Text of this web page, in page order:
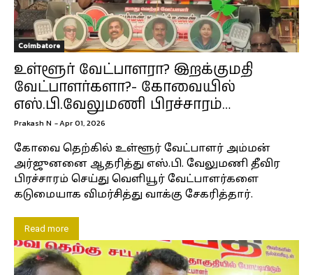
Coimbatore
உள்ளூர் வேட்பாளரா? இறக்குமதி
வேட்பாளர்களா?- கோவையில்
எஸ்.பி.வேலுமணி பிரச்சாரம்…
Prakash N -Apr 01, 2026
கோவை தெற்கில் உள்ளூர் வேட்பாளர் அம்மன்
அர்ஜுனனை ஆதரித்து எஸ்.பி. வேலுமணி தீவிர
பிரச்சாரம் செய்து வெளியூர் வேட்பாளர்களை
கடுமையாக விமர்சித்து வாக்கு சேகரித்தார்.
Read more